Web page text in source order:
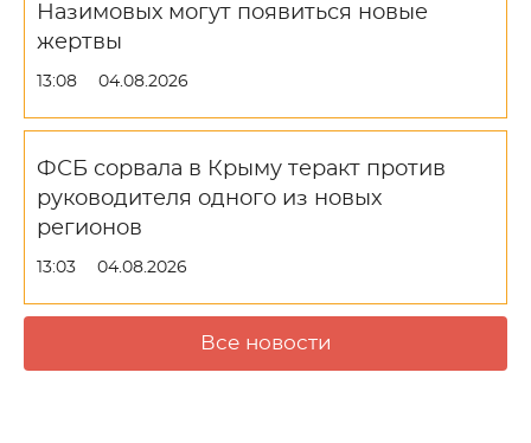
Назимовых могут появиться новые
жертвы
13:08 04.08.2026
ФСБ сорвала в Крыму теракт против
руководителя одного из новых
регионов
13:03 04.08.2026
Все новости